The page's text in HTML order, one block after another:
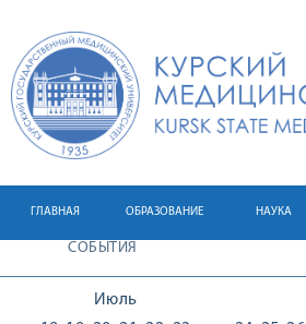
ГЛАВНАЯ ОБРАЗОВАНИЕ НАУКА
СОБЫТИЯ
Июль